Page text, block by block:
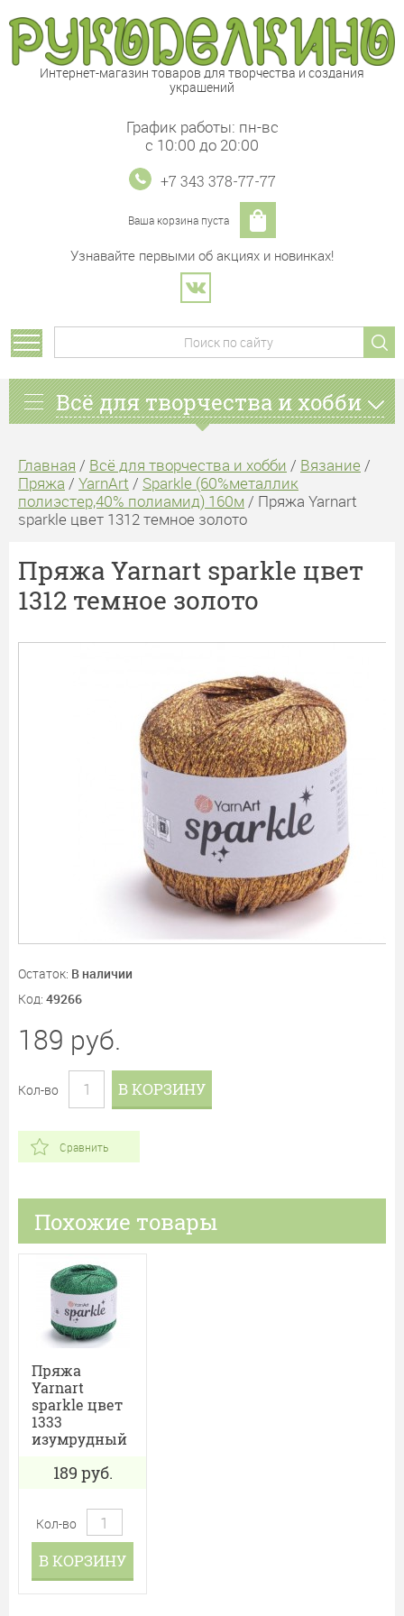
Интернет-магазин товаров для творчества и создания
украшений
Узнавайте первыми об акциях и новинках!
График работы: пн-вс
с 10:00 до 20:00
+7 343 378-77-77
Ваша корзина пуста
Всё для творчества и хобби
Главная / Всё для творчества и хобби / Вязание /
Пряжа / YarnArt / Sparkle (60%металлик
полиэстер,40% полиамид) 160м / Пряжа Yarnart
sparkle цвет 1312 темное золото
Пряжа Yarnart sparkle цвет
1312 темное золото
Остаток: В наличии
Код: 49266
189 руб.
Кол-во В КОРЗИНУ
Сравнить
Похожие товары
Пряжа
Yarnart
sparkle цвет
1333
изумрудный
189 руб.
Кол-во
В КОРЗИНУ